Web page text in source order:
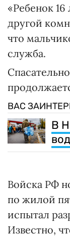
«Ребенок
другой
что
служба.
ВАС
В
Войска РФ
по жилой
испытал
Известно,